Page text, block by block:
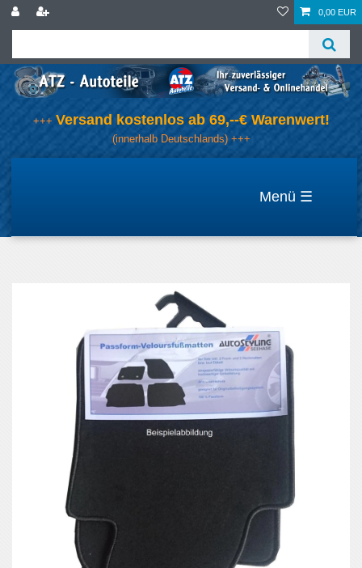
0,00 EUR
+++ Versand kostenlos ab 69,--€ Warenwert!
(innerhalb Deutschlands) +++
☰